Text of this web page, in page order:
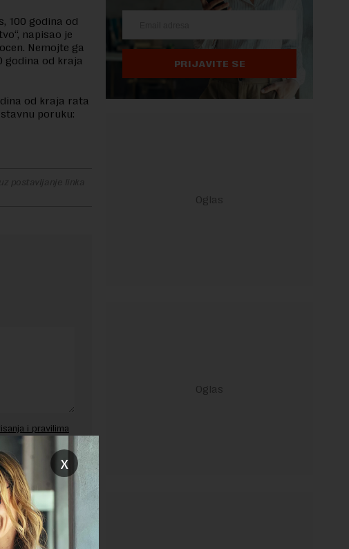
100 godina od
napisao je
Nemojte ga
godina od kraja
od kraja rata
poruku:
postavljanje linka
i pravilima
iGoogle Uslovi
PRIJAVITE SE
x